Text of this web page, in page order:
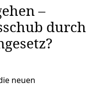
–
durch
neuen